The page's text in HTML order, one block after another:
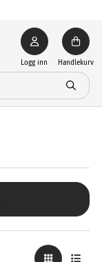
Logg inn Handlekurv